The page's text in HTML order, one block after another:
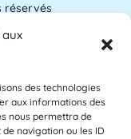
des technologies
aux informations des
nous permettra de
navigation ou les ID
comme base
réservés